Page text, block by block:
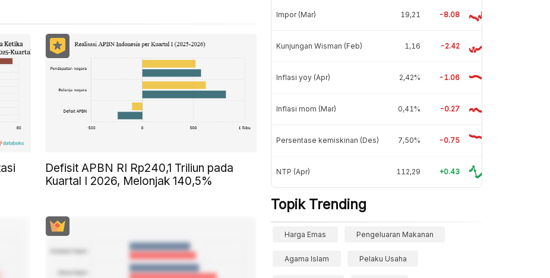
Defisit APBN RI Rp240,1 Triliun pada
Kuartal I 2026, Melonjak 140,5%
Impor (Mar) 19,21 -8.08
Kunjungan Wisman (Feb) 1,16 -2.42
Inflasi yoy (Apr) 2,42% -1.06
Inflasi mom (Mar) 0,41% -0.27
Persentase kemiskinan (Des) 7,50% -0.75
NTP (Apr) 112,29 +0.43
Topik Trending
Harga Emas Pengeluaran Makanan
Agama Islam Pelaku Usaha